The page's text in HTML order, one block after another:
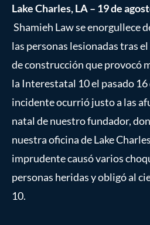
Lake Charles, LA – 19 de
Shamieh Law se enorgullece
las personas lesionadas tras
de construcción que provocó
la Interestatal 10 el pasado 16
incidente ocurrió justo a las
natal de nuestro fundador,
nuestra oficina de Lake
imprudente causó varios
personas heridas y obligó al
10.